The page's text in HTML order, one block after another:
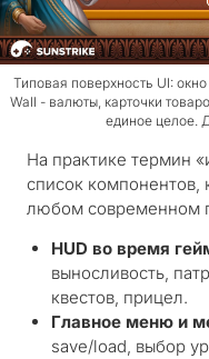
Типовая поверхность UI:
Wall - валюты, карточки
единое целое.
На практике термин
список компонентов,
любом современном
HUD во время
выносливость,
квестов, прицел.
Главное меню и
save/load, выбор